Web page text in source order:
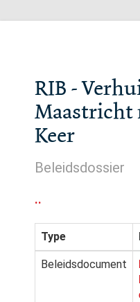
RIB -
Maastricht
Keer
Beleidsdossier
..
Type
Beleidsdocument